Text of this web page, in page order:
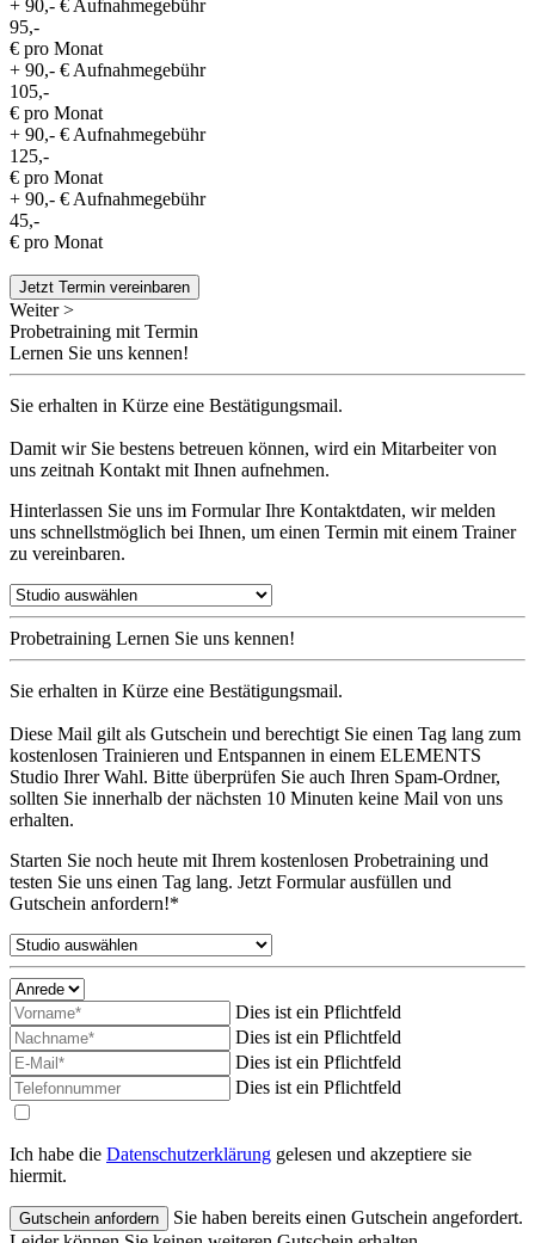
+ 90,- € Aufnahmegebühr
95,-
€ pro Monat
+ 90,- € Aufnahmegebühr
105,-
€ pro Monat
+ 90,- € Aufnahmegebühr
125,-
€ pro Monat
+ 90,- € Aufnahmegebühr
45,-
€ pro Monat
Jetzt Termin vereinbaren
Weiter >
Probetraining mit Termin
Lernen Sie uns kennen!
Sie erhalten in Kürze eine Bestätigungsmail.
Damit wir Sie bestens betreuen können, wird ein Mitarbeiter von
uns zeitnah Kontakt mit Ihnen aufnehmen.
Hinterlassen Sie uns im Formular Ihre Kontaktdaten, wir melden
uns schnellstmöglich bei Ihnen, um einen Termin mit einem Trainer
zu vereinbaren.
Probetraining Lernen Sie uns kennen!
Sie erhalten in Kürze eine Bestätigungsmail.
Diese Mail gilt als Gutschein und berechtigt Sie einen Tag lang zum
kostenlosen Trainieren und Entspannen in einem ELEMENTS
Studio Ihrer Wahl. Bitte überprüfen Sie auch Ihren Spam-Ordner,
sollten Sie innerhalb der nächsten 10 Minuten keine Mail von uns
erhalten.
Starten Sie noch heute mit Ihrem kostenlosen Probetraining und
testen Sie uns einen Tag lang. Jetzt Formular ausfüllen und
Gutschein anfordern!*
Dies ist ein Pflichtfeld
Dies ist ein Pflichtfeld
Dies ist ein Pflichtfeld
Dies ist ein Pflichtfeld
Ich habe die Datenschutzerklärung gelesen und akzeptiere sie
hiermit.
Sie haben bereits einen Gutschein angefordert.